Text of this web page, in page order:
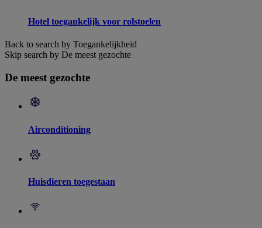
Hotel toegankelijk voor rolstoelen
Back to search by Toegankelijkheid
Skip search by De meest gezochte
De meest gezochte
Airconditioning
Huisdieren toegestaan